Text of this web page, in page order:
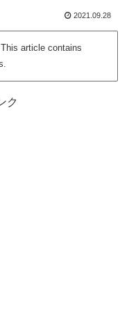
2021.09.28
article contains
ク